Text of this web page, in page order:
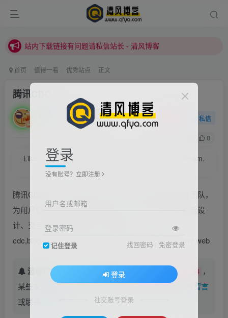
站内下载链接有问题请私信站长 - 清风博客
站内下载链接有问题请私信站长 - 清风博客
首页 值得一看 优秀站点 正文
腾讯CDC
2022/2/23/ 21:30更新
私信
0
Like a child, always believe in hope, I believe the dream.
腾讯CDC是一个设计团队，做世界一流的互联网设计团队，
为用户创造优质在线生活体验。CDC关注于互联网视觉设
计、交互设计、用户研究、前端开发。
cdc,blog,tencent design,tencent gui,tencent hci,tencent web
温馨提示： 本文最后更新于 2022-02-23 21:30:34 ，
某些文章具有时效性，若有错误或已失效，请在下方
留言
或联系
登录
没有账号？立即注册
用户名或邮箱
登录密码
记住登录 找回密码 | 免密登录
登录
社交账号登录